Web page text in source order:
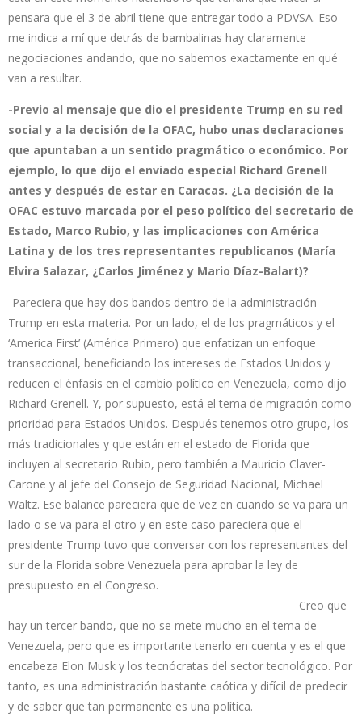
pensara que el 3 de abril tiene que entregar todo a PDVSA. Eso
me indica a mí que detrás de bambalinas hay claramente
negociaciones andando, que no sabemos exactamente en qué
van a resultar.
-Previo al mensaje que dio el presidente Trump en su red
social y a la decisión de la OFAC, hubo unas declaraciones
que apuntaban a un sentido pragmático o económico. Por
ejemplo, lo que dijo el enviado especial Richard Grenell
antes y después de estar en Caracas. ¿La decisión de la
OFAC estuvo marcada por el peso político del secretario de
Estado, Marco Rubio, y las implicaciones con América
Latina y de los tres representantes republicanos (María
Elvira Salazar, ¿Carlos Jiménez y Mario Díaz-Balart)?
-Pareciera que hay dos bandos dentro de la administración
Trump en esta materia. Por un lado, el de los pragmáticos y el
‘America First’ (América Primero) que enfatizan un enfoque
transaccional, beneficiando los intereses de Estados Unidos y
reducen el énfasis en el cambio político en Venezuela, como dijo
Richard Grenell. Y, por supuesto, está el tema de migración como
prioridad para Estados Unidos. Después tenemos otro grupo, los
más tradicionales y que están en el estado de Florida que
incluyen al secretario Rubio, pero también a Mauricio Claver-
Carone y al jefe del Consejo de Seguridad Nacional, Michael
Waltz. Ese balance pareciera que de vez en cuando se va para un
lado o se va para el otro y en este caso pareciera que el
presidente Trump tuvo que conversar con los representantes del
sur de la Florida sobre Venezuela para aprobar la ley de
presupuesto en el Congreso.
Creo que
hay un tercer bando, que no se mete mucho en el tema de
Venezuela, pero que es importante tenerlo en cuenta y es el que
encabeza Elon Musk y los tecnócratas del sector tecnológico. Por
tanto, es una administración bastante caótica y difícil de predecir
y de saber que tan permanente es una política.